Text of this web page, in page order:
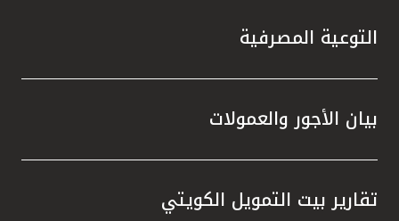
التوعية المصرفية
بيان الأجور والعمولات
تقارير بيت التمويل الكويتي